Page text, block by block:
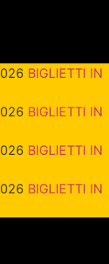
BIGLIETTI IN
BIGLIETTI IN
BIGLIETTI IN
BIGLIETTI IN